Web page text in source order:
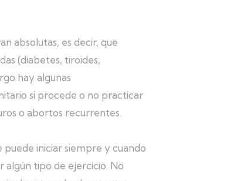
absolutas, es decir, que
(diabetes, tiroides,
hay algunas
si procede o no practicar
o abortos recurrentes.
iniciar siempre y cuando
tipo de ejercicio. No